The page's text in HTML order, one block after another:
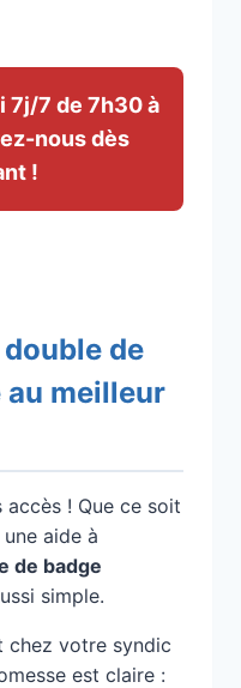
7j/7 de 7h30 à
nous dès
!
de
au meilleur
! Que ce soit
aide à
de badge
simple.
chez votre syndic
est claire :